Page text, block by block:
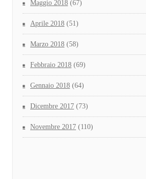
Maggio 2018 (67)
Aprile 2018 (51)
Marzo 2018 (58)
Febbraio 2018 (69)
Gennaio 2018 (64)
Dicembre 2017 (73)
Novembre 2017 (110)